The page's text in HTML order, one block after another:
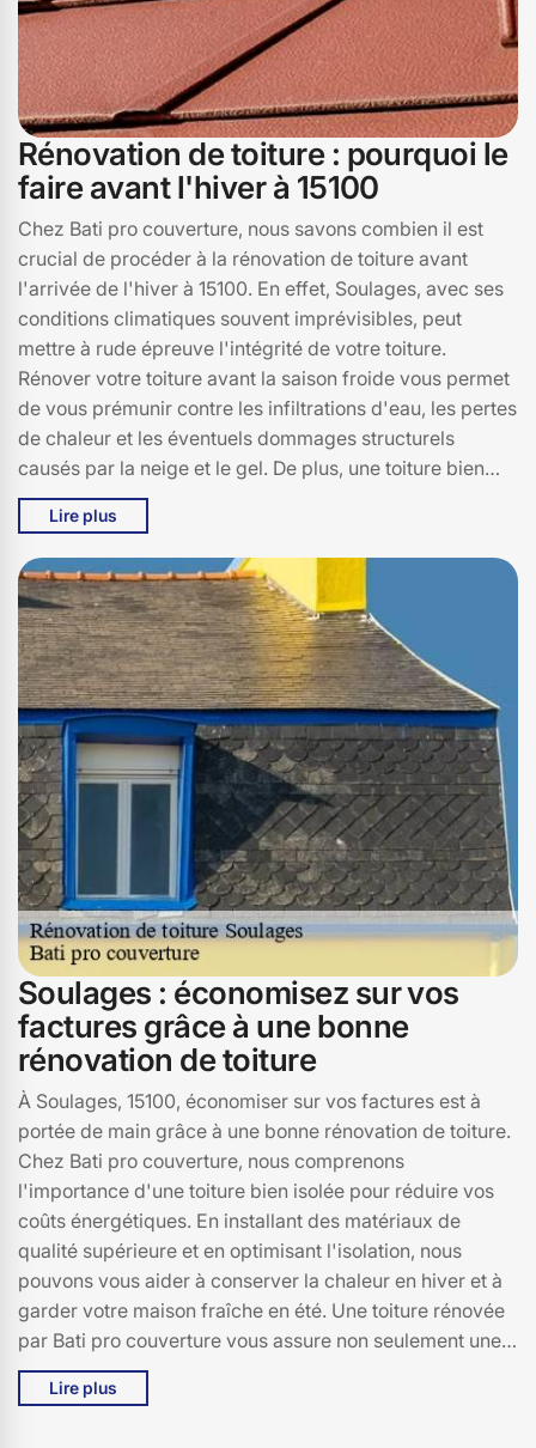
Rénovation de toiture : pourquoi le
faire avant l'hiver à 15100
Chez Bati pro couverture, nous savons combien il est
crucial de procéder à la rénovation de toiture avant
l'arrivée de l'hiver à 15100. En effet, Soulages, avec ses
conditions climatiques souvent imprévisibles, peut
mettre à rude épreuve l'intégrité de votre toiture.
Rénover votre toiture avant la saison froide vous permet
de vous prémunir contre les infiltrations d'eau, les pertes
de chaleur et les éventuels dommages structurels
causés par la neige et le gel. De plus, une toiture bien
entretenue améliore l'efficacité énergétique de votre
maison, vous permettant de réaliser des économies sur
vos factures de chauffage. Ne prenez pas le risque de
subir des désagréments cet hiver à Soulages. Faites
appel à Bati pro couverture pour une rénovation de
toiture de qualité, et assurez-vous une tranquillité
d'esprit tout au long de la saison froide. Profitez de notre
expertise pour aborder l'hiver sereinement.
Lire plus
Soulages : économisez sur vos
factures grâce à une bonne
rénovation de toiture
À Soulages, 15100, économiser sur vos factures est à
portée de main grâce à une bonne rénovation de toiture.
Chez Bati pro couverture, nous comprenons
l'importance d'une toiture bien isolée pour réduire vos
coûts énergétiques. En installant des matériaux de
qualité supérieure et en optimisant l'isolation, nous
pouvons vous aider à conserver la chaleur en hiver et à
garder votre maison fraîche en été. Une toiture rénovée
par Bati pro couverture vous assure non seulement une
protection accrue contre les intempéries, mais aussi une
réduction significative de vos factures de chauffage et
Lire plus